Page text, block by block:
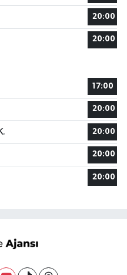
20:00
20:00
17:00
20:00
20:00
20:00
20:00